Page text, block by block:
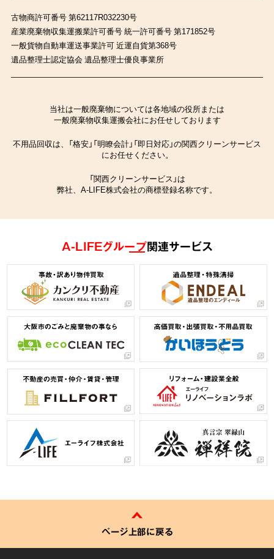
古物商許可番号 第62117R032230号
産業廃棄物収集運搬業許可番号 統一許可番号 第171852号
一般貨物自動車運送事業許可 近運自貨第368号
遺品整理士認定協会 遺品整理士優良事業所
当社は一般廃棄物については各地域の役所または
一般廃棄物収集運搬会社にお任せしております
不用品回収は、「格安」「明瞭会計」「即日対応」の関西クリーンサービス
にお任せください。
「関西クリーンサービス」は
弊社、A-LIFE株式会社の商標登録名称です。
A-LIFEグループ関連サービス
ページ上部に戻る